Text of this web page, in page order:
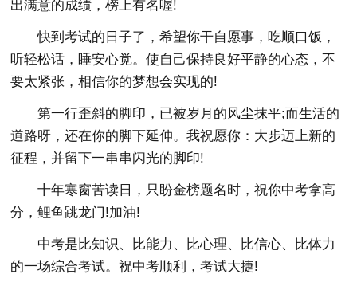
出满意的成绩，榜上有名喔!
快到考试的日子了，希望你干自愿事，吃顺口饭，
听轻松话，睡安心觉。使自己保持良好平静的心态，不
要太紧张，相信你的梦想会实现的!
第一行歪斜的脚印，已被岁月的风尘抹平;而生活的
道路呀，还在你的脚下延伸。我祝愿你：大步迈上新的
征程，并留下一串串闪光的脚印!
十年寒窗苦读日，只盼金榜题名时，祝你中考拿高
分，鲤鱼跳龙门!加油!
中考是比知识、比能力、比心理、比信心、比体力
的一场综合考试。祝中考顺利，考试大捷!